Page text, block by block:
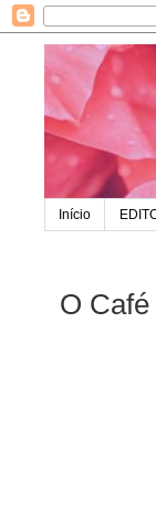
Início
O